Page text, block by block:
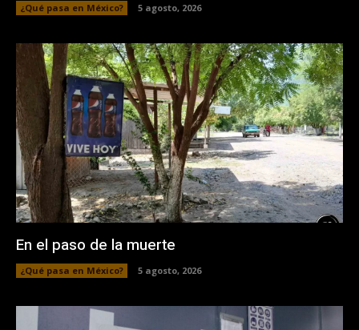
¿Qué pasa en México? 5 agosto, 2026
En el paso de la muerte
¿Qué pasa en México? 5 agosto, 2026